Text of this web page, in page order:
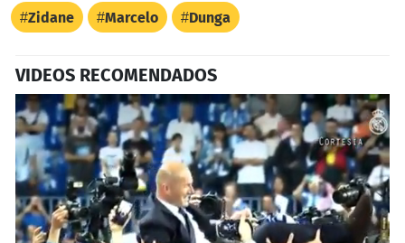
Zidane Marcelo Dunga
VIDEOS RECOMENDADOS